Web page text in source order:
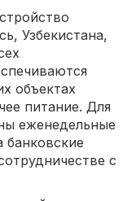
Узбекистана,
объектах
питание. Для
еженедельные
банковские
с